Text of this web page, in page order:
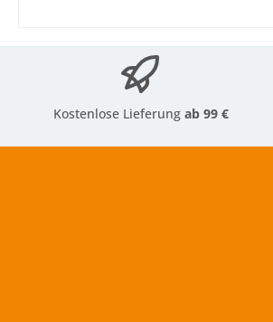
Kostenlose Lieferungab 99 €